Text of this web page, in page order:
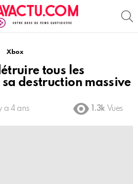
Xbox
tous les
sa destruction massive
a 4 ans 1.3k Vues